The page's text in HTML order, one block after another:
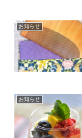
お知らせ
お知らせ